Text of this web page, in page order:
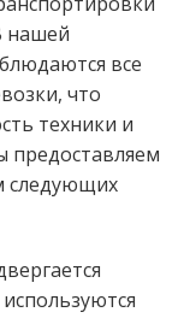
нашей
все
что
техники и
предоставляем
следующих